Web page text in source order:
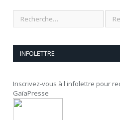
INFOLETTRE
Inscrivez-vous à l'infolettre pour
GaïaPresse